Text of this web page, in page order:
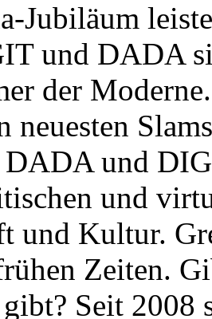
Jubiläum
und DADA
der
neuesten
DADA und
und
und Kultur.
Zeiten.
Seit 2008